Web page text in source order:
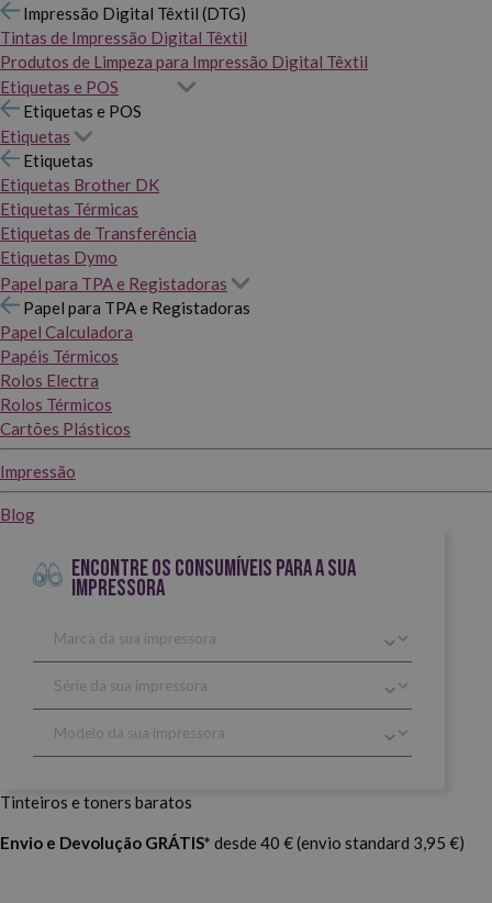
Impressão Digital Têxtil (DTG)
Tintas de Impressão Digital Têxtil
Produtos de Limpeza para Impressão Digital Têxtil
Etiquetas e POS
Etiquetas e POS
Etiquetas
Etiquetas
Etiquetas Brother DK
Etiquetas Térmicas
Etiquetas de Transferência
Etiquetas Dymo
Papel para TPA e Registadoras
Papel para TPA e Registadoras
Papel Calculadora
Papéis Térmicos
Rolos Electra
Rolos Térmicos
Cartões Plásticos
Impressão
Blog
ENCONTRE OS CONSUMÍVEIS PARA A SUA
IMPRESSORA
Tinteiros e toners baratos
Envio e Devolução GRÁTIS* desde 40 € (envio standard 3,95 €)